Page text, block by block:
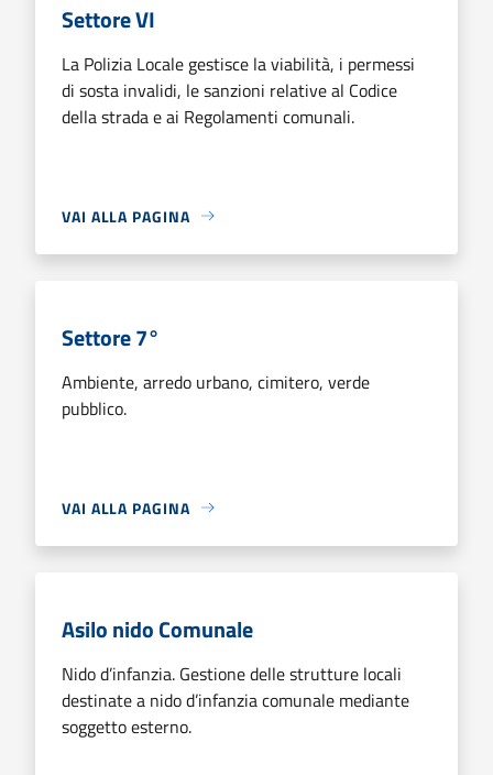
Settore VI
La Polizia Locale gestisce la viabilità, i permessi
di sosta invalidi, le sanzioni relative al Codice
della strada e ai Regolamenti comunali.
VAI ALLA PAGINA
Settore 7°
Ambiente, arredo urbano, cimitero, verde
pubblico.
VAI ALLA PAGINA
Asilo nido Comunale
Nido d’infanzia. Gestione delle strutture locali
destinate a nido d’infanzia comunale mediante
soggetto esterno.